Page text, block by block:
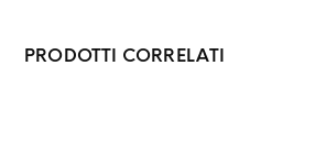
PRODOTTI CORRELATI